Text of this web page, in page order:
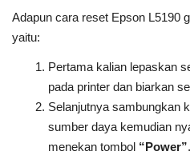
Adapun cara reset Epson L5190
yaitu:
Pertama kalian lepaskan
pada printer dan biarkan
Selanjutnya sambungkan
sumber daya kemudian
menekan tombol “Power”.